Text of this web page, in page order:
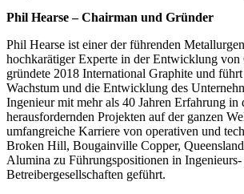
Phil Hearse – Chairman und Gründer
Phil Hearse ist einer der führenden
hochkarätiger Experte in der Entwicklung
gründete 2018 International Graphite und
Wachstum und die Entwicklung des
Ingenieur mit mehr als 40 Jahren Erfahrung in
herausfordernden Projekten auf der ganzen
umfangreiche Karriere von operativen und
Broken Hill, Bougainville Copper,
Alumina zu Führungspositionen in Ingenieurs-
Betreibergesellschaften geführt.